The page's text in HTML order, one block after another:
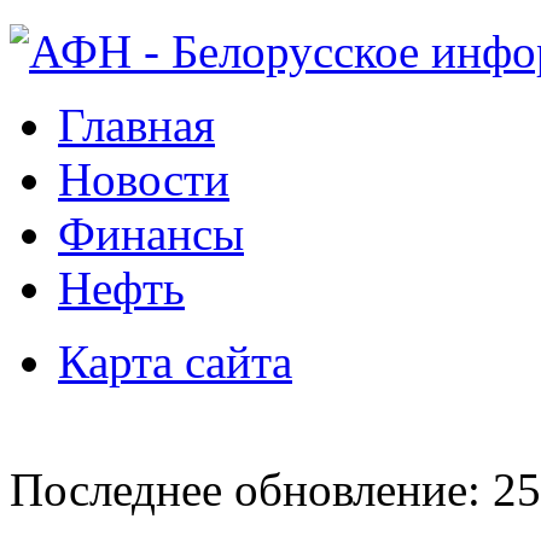
Главная
Новости
Финансы
Нефть
Карта сайта
Последнее обновление: